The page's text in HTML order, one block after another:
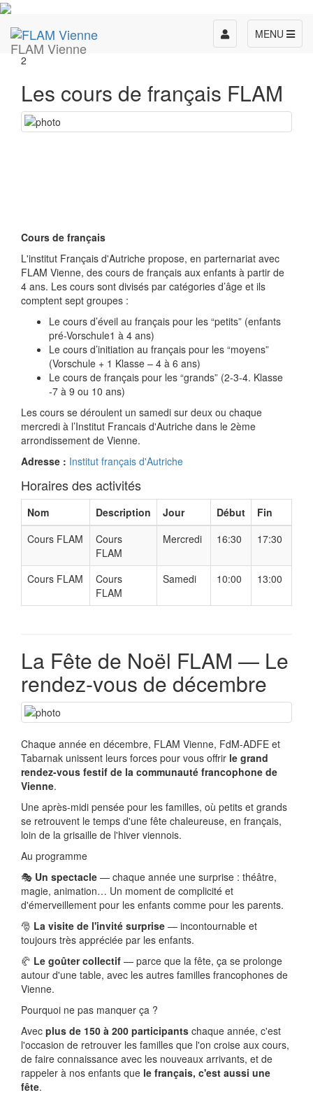
FLAM Vienne
MENU
Toggle
navigation
2
Les cours de français FLAM
Cours de français
L'institut Français d'Autriche propose, en parternariat avec
FLAM Vienne, des cours de français aux enfants à partir de
4 ans. Les cours sont divisés par catégories d’âge et ils
comptent sept groupes :
Le cours d’éveil au français pour les “petits” (enfants
pré-Vorschule1 à 4 ans)
Le cours d’initiation au français pour les “moyens”
(Vorschule + 1 Klasse – 4 à 6 ans)
Le cours de français pour les “grands” (2-3-4. Klasse
-7 à 9 ou 10 ans)
Les cours se déroulent un samedi sur deux ou chaque
mercredi à l’Institut Francais d'Autriche dans le 2ème
arrondissement de Vienne.
Adresse : Institut français d'Autriche
Horaires des activités
Nom Description Jour Début
Fin
Cours FLAM
Cours
FLAM
Mercredi 16:30 17:30
Cours FLAM
Cours
FLAM
Samedi 10:00 13:00
La Fête de Noël FLAM — Le
rendez-vous de décembre
Chaque année en décembre, FLAM Vienne, FdM-ADFE et
Tabarnak unissent leurs forces pour vous offrir le grand
rendez-vous festif de la communauté francophone de
Vienne.
Une après-midi pensée pour les familles, où petits et grands
se retrouvent le temps d'une fête chaleureuse, en français,
loin de la grisaille de l'hiver viennois.
Au programme
🎭 Un spectacle — chaque année une surprise : théâtre,
magie, animation… Un moment de complicité et
d'émerveillement pour les enfants comme pour les parents.
🎅 La visite de l'invité surprise — incontournable et
toujours très appréciée par les enfants.
🥐 Le goûter collectif — parce que la fête, ça se prolonge
autour d'une table, avec les autres familles francophones de
Vienne.
Pourquoi ne pas manquer ça ?
Avec plus de 150 à 200 participants chaque année, c'est
l'occasion de retrouver les familles que l'on croise aux cours,
de faire connaissance avec les nouveaux arrivants, et de
rappeler à nos enfants que le français, c'est aussi une
fête.